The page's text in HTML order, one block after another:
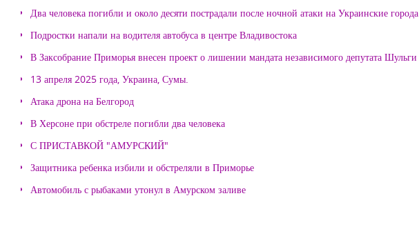
Два человека погибли и около десяти пострадали после ночной атаки на Украинские города
Подростки напали на водителя автобуса в центре Владивостока
В Заксобрание Приморья внесен проект о лишении мандата независимого депутата Шульги
13 апреля 2025 года, Украина, Сумы.
Атака дрона на Белгород
В Херсоне при обстреле погибли два человека
С ПРИСТАВКОЙ "АМУРСКИЙ"
Защитника ребенка избили и обстреляли в Приморье
Автомобиль с рыбаками утонул в Амурском заливе